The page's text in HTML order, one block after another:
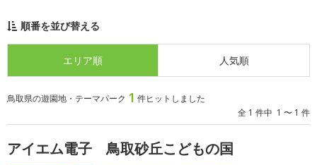
順番を並び替える
エリア順 人気順
鳥取県の遊園地・テーマパーク 1 件ヒットしました
全 1 件中 1 〜 1 件
アイエム電子 鳥取砂丘こどもの国